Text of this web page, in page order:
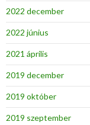
2022 december
2022 június
2021 április
2019 december
2019 október
2019 szeptember